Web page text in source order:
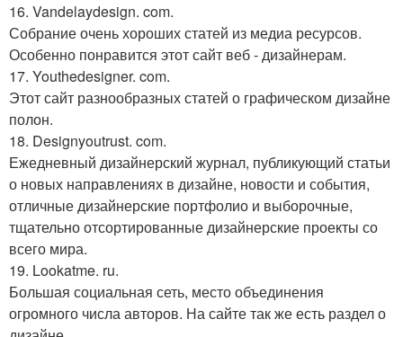
16. Vandelaydesign. com.
Собрание очень хороших статей из медиа ресурсов.
Особенно понравится этот сайт веб - дизайнерам.
17. Youthedesigner. com.
Этот сайт разнообразных статей о графическом дизайне
полон.
18. Designyoutrust. com.
Ежедневный дизайнерский журнал, публикующий статьи
о новых направлениях в дизайне, новости и события,
отличные дизайнерские портфолио и выборочные,
тщательно отсортированные дизайнерские проекты со
всего мира.
19. Lookatme. ru.
Большая социальная сеть, место объединения
огромного числа авторов. На сайте так же есть раздел о